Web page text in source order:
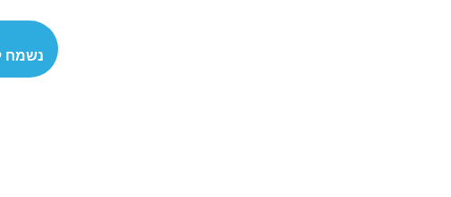
נשמח